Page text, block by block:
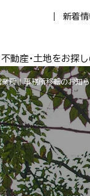
新着
不動産・土地をお探
所｜事務所移転のお知